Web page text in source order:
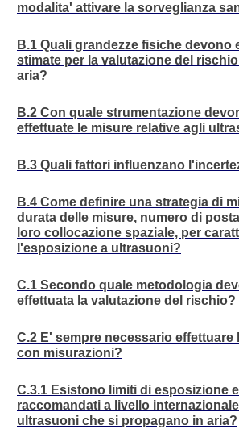
modalita' attivare la sorveglianza
B.1 Quali grandezze fisiche devono
stimate per la valutazione del
aria?
B.2 Con quale strumentazione
effettuate le misure relative agli
B.3 Quali fattori influenzano
B.4 Come definire una strategia di
durata delle misure, numero di
loro collocazione spaziale, per
l'esposizione a ultrasuoni?
C.1 Secondo quale metodologia
effettuata la valutazione del rischio?
C.2 E' sempre necessario effettuare
con misurazioni?
C.3.1 Esistono limiti di esposizione
raccomandati a livello
ultrasuoni che si propagano in aria?